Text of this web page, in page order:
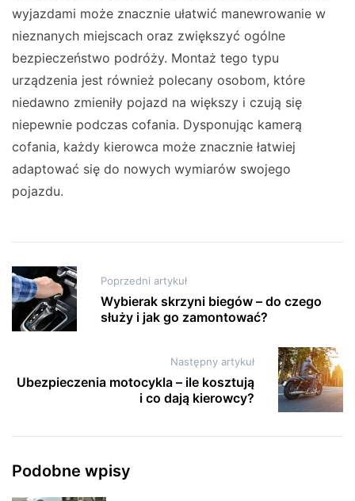
wyjazdami może znacznie ułatwić manewrowanie w
nieznanych miejscach oraz zwiększyć ogólne
bezpieczeństwo podróży. Montaż tego typu
urządzenia jest również polecany osobom, które
niedawno zmieniły pojazd na większy i czują się
niepewnie podczas cofania. Dysponując kamerą
cofania, każdy kierowca może znacznie łatwiej
adaptować się do nowych wymiarów swojego
pojazdu.
Nawigacja
wpisu
Poprzedni artykuł
Wybierak skrzyni biegów – do czego
służy i jak go zamontować?
Następny artykuł
Ubezpieczenia motocykla – ile kosztują
i co dają kierowcy?
Podobne wpisy